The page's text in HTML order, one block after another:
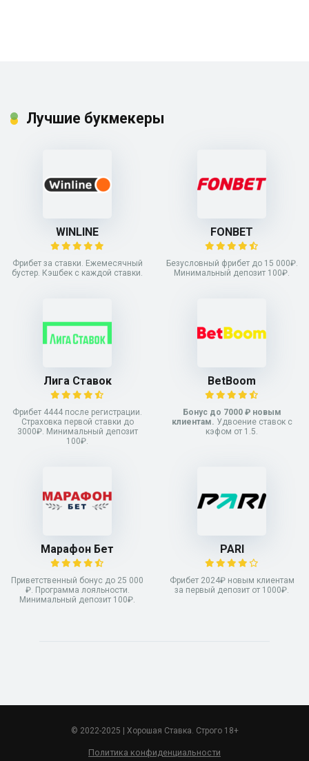
Лучшие букмекеры
WINLINE
Фрибет за ставки. Ежемесячный
бустер. Кэшбек с каждой ставки.
FONBET
Безусловный фрибет до 15 000₽.
Минимальный депозит 100₽.
Лига Ставок
Фрибет 4444 после регистрации.
Страховка первой ставки до
3000₽. Минимальный депозит
100₽.
BetBoom
Бонус до 7000 ₽ новым
клиентам. Удвоение ставок с
кэфом от 1.5.
Марафон Бет
Приветственный бонус до 25 000
₽. Программа лояльности.
Минимальный депозит 100₽.
PARI
Фрибет 2024₽ новым клиентам
за первый депозит от 1000₽.
© 2022-2025 | Хорошая Ставка. Строго 18+
Политика конфиденциальности